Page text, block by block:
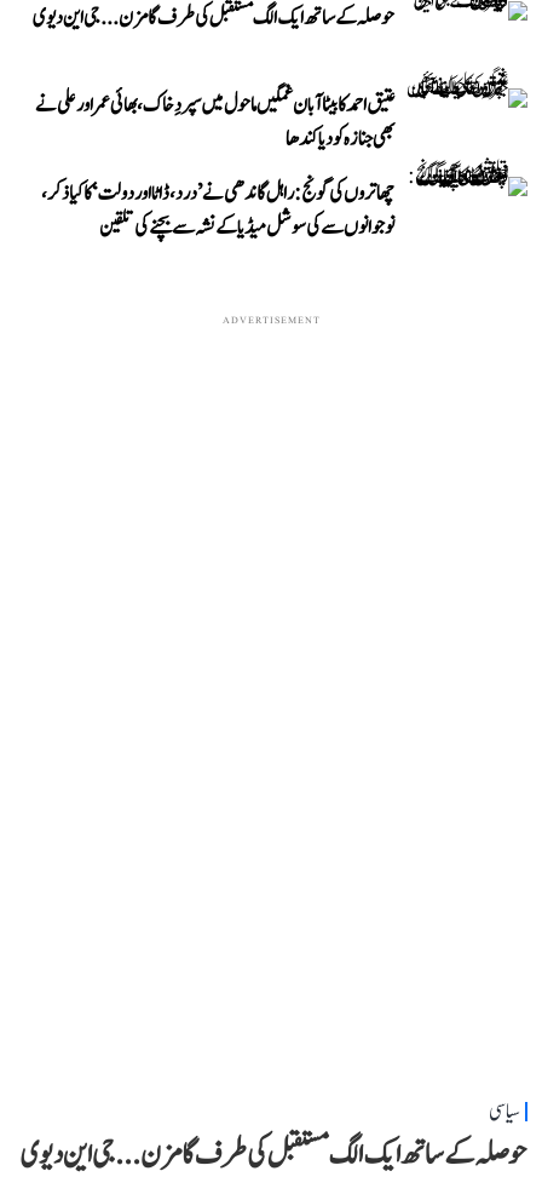
حوصلہ کے ساتھ ایک الگ مستقبل کی طرف گامزن... جی این دیوی
عتیق احمد کا بیٹا آبان غمگین ماحول میں سپردِ خاک، بھائی عمر اور علی نے
بھی جنازہ کو دیا کندھا
چھاتروں کی گونج: راہل گاندھی نے ’درد، ڈاٹا اور دولت‘ کا کیا ذکر،
نوجوانوں سے کی سوشل میڈیا کے نشہ سے بچنے کی تلقین
ADVERTISEMENT
سیاسی
حوصلہ کے ساتھ ایک الگ مستقبل کی طرف گامزن... جی این دیوی